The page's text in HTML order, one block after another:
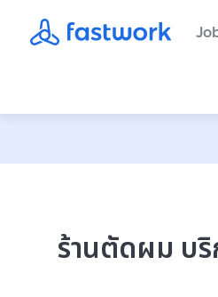
ร้านตัดผม บ